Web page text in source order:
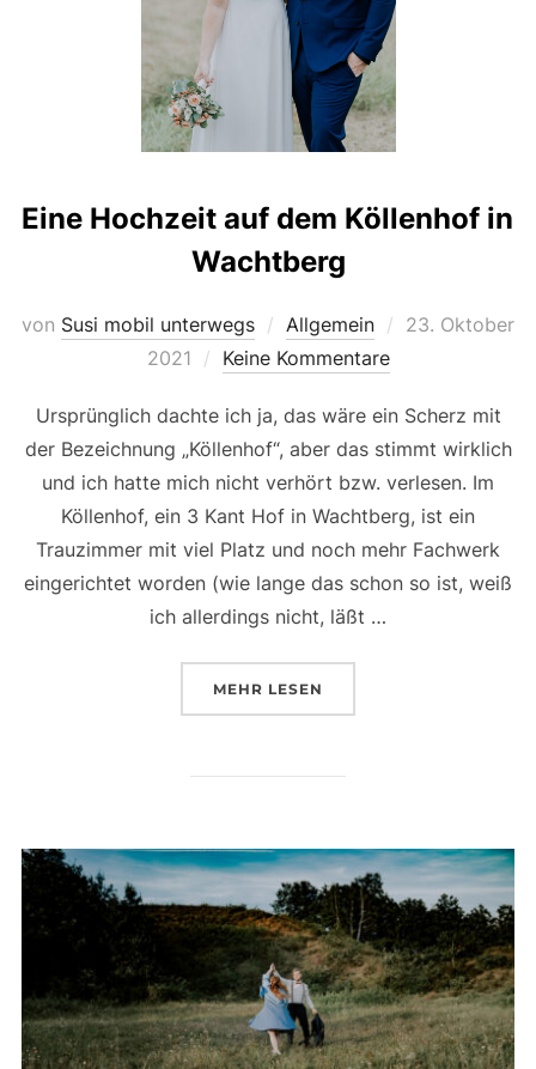
Eine Hochzeit auf dem Köllenhof in
Wachtberg
von Susi mobil unterwegs Allgemein
Veröffentlicht
23. Oktober
2021
Keine Kommentare
Ursprünglich dachte ich ja, das wäre ein Scherz mit
der Bezeichnung „Köllenhof“, aber das stimmt wirklich
und ich hatte mich nicht verhört bzw. verlesen. Im
Köllenhof, ein 3 Kant Hof in Wachtberg, ist ein
Trauzimmer mit viel Platz und noch mehr Fachwerk
eingerichtet worden (wie lange das schon so ist, weiß
ich allerdings nicht, läßt …
MEHR ÜBER „EINE HOCHZEIT AUF
LESEN